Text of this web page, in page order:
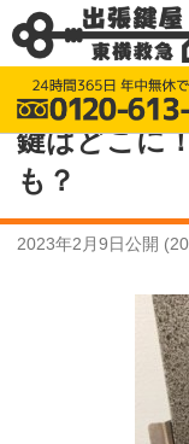
鍵交換 東横救急
鍵はどこに
も？
2023年2月9日公開 (